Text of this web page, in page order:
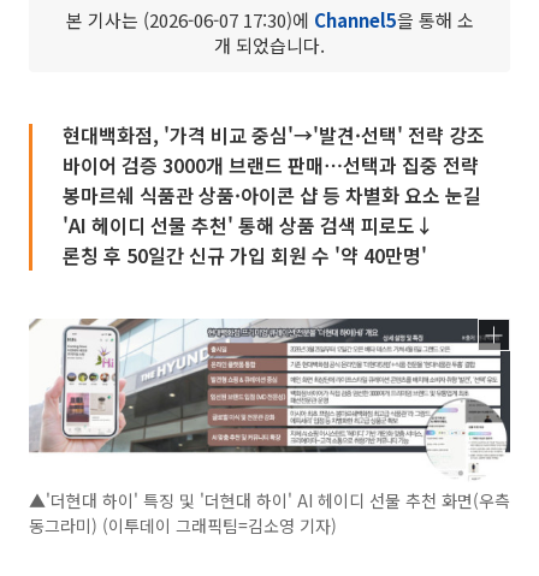
본 기사는 (2026-06-07 17:30)에 Channel5을 통해 소
개 되었습니다.
현대백화점, '가격 비교 중심'→'발견·선택' 전략 강조
바이어 검증 3000개 브랜드 판매⋯선택과 집중 전략
봉마르쉐 식품관 상품·아이콘 샵 등 차별화 요소 눈길
'AI 헤이디 선물 추천' 통해 상품 검색 피로도↓
론칭 후 50일간 신규 가입 회원 수 '약 40만명'
▲'더현대 하이' 특징 및 '더현대 하이' AI 헤이디 선물 추천 화면(우측
동그라미) (이투데이 그래픽팀=김소영 기자)